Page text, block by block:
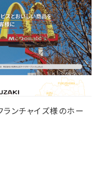
ランチャイズ様のホー